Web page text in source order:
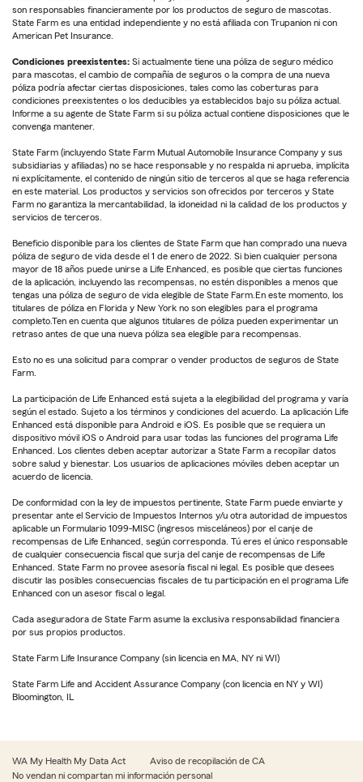
son responsables financieramente por los productos de seguro de mascotas.
State Farm es una entidad independiente y no está afiliada con Trupanion ni con
American Pet Insurance.
Condiciones preexistentes: Si actualmente tiene una póliza de seguro médico
para mascotas, el cambio de compañía de seguros o la compra de una nueva
póliza podría afectar ciertas disposiciones, tales como las coberturas para
condiciones preexistentes o los deducibles ya establecidos bajo su póliza actual.
Informe a su agente de State Farm si su póliza actual contiene disposiciones que le
convenga mantener.
State Farm (incluyendo State Farm Mutual Automobile Insurance Company y sus
subsidiarias y afiliadas) no se hace responsable y no respalda ni aprueba, implícita
ni explícitamente, el contenido de ningún sitio de terceros al que se haga referencia
en este material. Los productos y servicios son ofrecidos por terceros y State
Farm no garantiza la mercantabilidad, la idoneidad ni la calidad de los productos y
servicios de terceros.
Beneficio disponible para los clientes de State Farm que han comprado una nueva
póliza de seguro de vida desde el 1 de enero de 2022. Si bien cualquier persona
mayor de 18 años puede unirse a Life Enhanced, es posible que ciertas funciones
de la aplicación, incluyendo las recompensas, no estén disponibles a menos que
tengas una póliza de seguro de vida elegible de State Farm.En este momento, los
titulares de póliza en Florida y New York no son elegibles para el programa
completo.Ten en cuenta que algunos titulares de póliza pueden experimentar un
retraso antes de que una nueva póliza sea elegible para recompensas.
Esto no es una solicitud para comprar o vender productos de seguros de State
Farm.
La participación de Life Enhanced está sujeta a la elegibilidad del programa y varía
según el estado. Sujeto a los términos y condiciones del acuerdo. La aplicación Life
Enhanced está disponible para Android e iOS. Es posible que se requiera un
dispositivo móvil iOS o Android para usar todas las funciones del programa Life
Enhanced. Los clientes deben aceptar autorizar a State Farm a recopilar datos
sobre salud y bienestar. Los usuarios de aplicaciones móviles deben aceptar un
acuerdo de licencia.
De conformidad con la ley de impuestos pertinente, State Farm puede enviarte y
presentar ante el Servicio de Impuestos Internos y/u otra autoridad de impuestos
aplicable un Formulario 1099-MISC (ingresos misceláneos) por el canje de
recompensas de Life Enhanced, según corresponda. Tú eres el único responsable
de cualquier consecuencia fiscal que surja del canje de recompensas de Life
Enhanced. State Farm no provee asesoría fiscal ni legal. Es posible que desees
discutir las posibles consecuencias fiscales de tu participación en el programa Life
Enhanced con un asesor fiscal o legal.
Cada aseguradora de State Farm asume la exclusiva responsabilidad financiera
por sus propios productos.
State Farm Life Insurance Company (sin licencia en MA, NY ni WI)
State Farm Life and Accident Assurance Company (con licencia en NY y WI)
Bloomington, IL
WA My Health My Data Act
Aviso de recopilación de CA
No vendan ni compartan mi información personal